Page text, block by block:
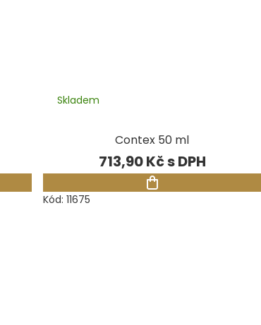
Contex 50 ml
Skladem
713,90 Kč
Kód:11675